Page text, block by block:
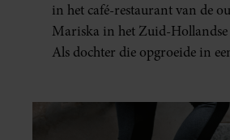
in het café-restaurant van de
Mariska in het Zuid-
Als dochter die opgroeide in